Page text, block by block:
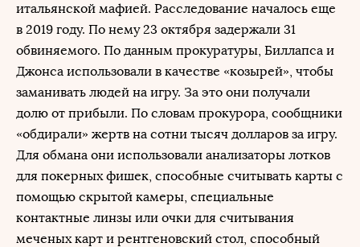
итальянской мафией. Расследование началось еще
в 2019 году. По нему 23 октября задержали 31
обвиняемого. По данным прокуратуры, Биллапса и
Джонса использовали в качестве «козырей», чтобы
заманивать людей на игру. За это они получали
долю от прибыли. По словам прокурора, сообщники
«обдирали» жертв на сотни тысяч долларов за игру.
Для обмана они использовали анализаторы лотков
для покерных фишек, способные считывать карты с
помощью скрытой камеры, специальные
контактные линзы или очки для считывания
меченых карт и рентгеновский стол, способный